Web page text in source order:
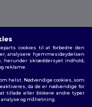
|Politik for
cookies til at forbedre den
analysere hjemmesideydelsen
herunder skræddersyet indhold,
reklame.
helst. Nødvendige cookies, som
da de er nødvendige for
tillade eller blokere andre typer
og målretning.